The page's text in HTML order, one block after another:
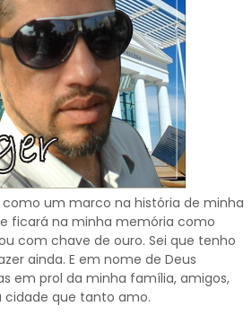
como um marco na história de minha
ficará na minha memória como
com chave de ouro. Sei que tenho
ainda. E em nome de Deus
em prol da minha família, amigos,
cidade que tanto amo.